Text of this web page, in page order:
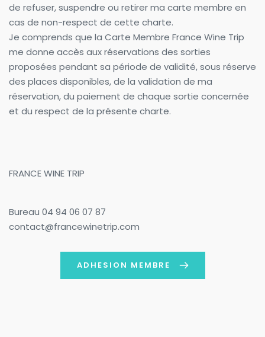
de refuser, suspendre ou retirer ma carte membre en
cas de non-respect de cette charte.
Je comprends que la Carte Membre France Wine Trip
me donne accès aux réservations des sorties
proposées pendant sa période de validité, sous réserve
des places disponibles, de la validation de ma
réservation, du paiement de chaque sortie concernée
et du respect de la présente charte.
FRANCE WINE TRIP
Bureau 04 94 06 07 87
contact@francewinetrip.com
ADHESION MEMBRE